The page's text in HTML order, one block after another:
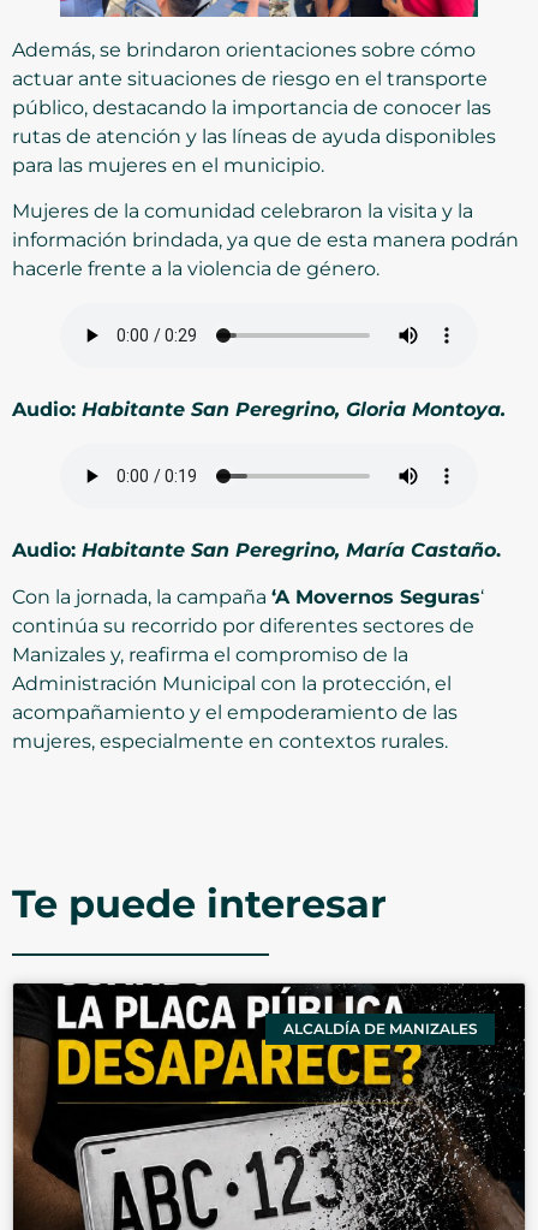
Además, se brindaron orientaciones sobre cómo
actuar ante situaciones de riesgo en el transporte
público, destacando la importancia de conocer las
rutas de atención y las líneas de ayuda disponibles
para las mujeres en el municipio.
Mujeres de la comunidad celebraron la visita y la
información brindada, ya que de esta manera podrán
hacerle frente a la violencia de género.
Audio: Habitante San Peregrino, Gloria Montoya.
Audio: Habitante San Peregrino, María Castaño.
Con la jornada, la campaña ‘A Movernos Seguras‘
continúa su recorrido por diferentes sectores de
Manizales y, reafirma el compromiso de la
Administración Municipal con la protección, el
acompañamiento y el empoderamiento de las
mujeres, especialmente en contextos rurales.
Te puede interesar
ALCALDÍA DE MANIZALES